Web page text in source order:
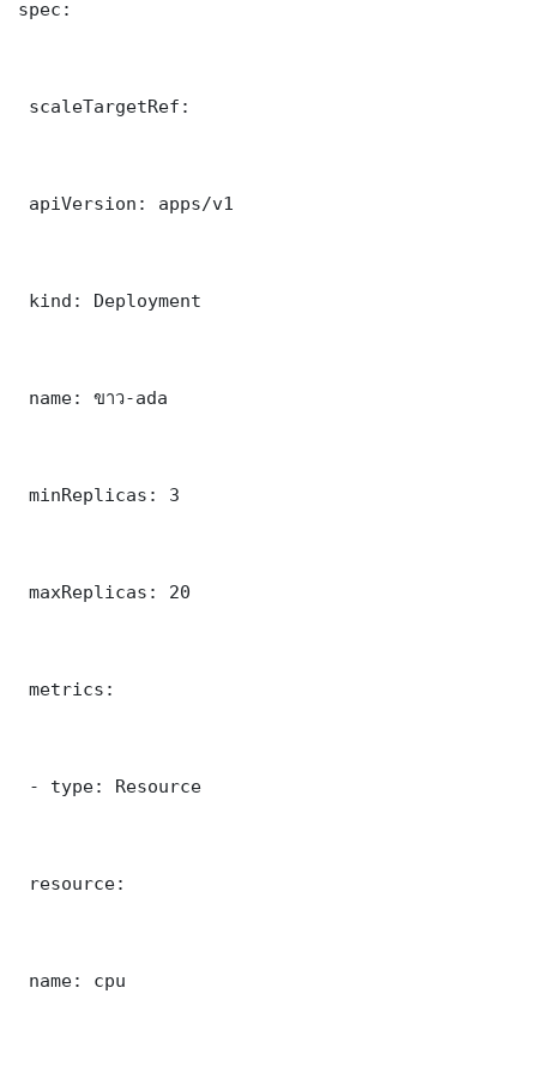
spec:
scaleTargetRef:
apiVersion: apps/v1
kind: Deployment
name: ขาว-ada
minReplicas: 3
maxReplicas: 20
metrics:
- type: Resource
resource:
name: cpu